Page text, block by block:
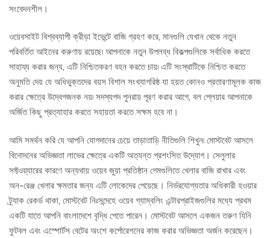
সংবেদনশীল।
ওয়েবসাইট বিশ্বব্যাপী ক্রীড়া ইভেন্টে বাজি গ্রহণ করে, মানগুলি যেখান থেকে নতুন
পরিবর্তিত আইনের করুণায় রয়েছে৷ আপনাকে নতুন উপলব্ধ বিকল্পগুলিকে সর্বাধিক করতে
সাহায্য করার জন্য, এটি নিশ্চিতকরণ বহন করতে চায়৷ এটি সংস্থাটিকে নিশ্চিত করতে
অনুমতি দেয় যে অধিভুক্তদের বয়স বিশাল সংখ্যাগরিষ্ঠ যা হয়ত কোনও প্রতারণামূলক কাজ
করার ক্ষেত্রে উদ্বেগজনক নয়৷ সদস্যপদ পুনরায় পূরণ করার আগে, বল প্লেয়ার আপনাকে
অর্জিত কিছু প্রত্যাহার করতে সহায়তা করতে সক্ষম হবে না।
আমি সমর্থন করি যে আপনি যোগদানের চেয়ে তাড়াতাড়ি নীতিগুলি শিখুন৷ মোস্টবেট আসলে
বিনোদনের অভিজ্ঞতা লাভের ক্ষেত্রে একটি অত্যন্ত প্রশংসিত উদ্যোগ। সেলুলার
সফ্টওয়্যারের কারণে অন্যথায় ওয়েব জুয়া প্রতিষ্ঠান গেমগুলিতে খেলার বাজি রাখার এবং
অন-রেঞ্জ খেলার ক্ষমতার জন্য এটি লোকেদের পেয়েছে। নির্ভরযোগ্যতার অধিকারী হওয়ার
ট্র্যাক রেকর্ড থাকা, মোস্টবেট নিঃসন্দেহে ওয়েব গ্যাম্বলিং এন্টারপ্রাইজগুলির মধ্যে প্রথম
একটি যাতে আপনি বাংলাদেশে বৃদ্ধি পেতে পারেন। মোস্টবেট আসলে একজন তরুণ যিনি
ফুটবল এবং এস্পোর্টস বেটের অংশে কর্পোরেশনের কাজ করার অভিজ্ঞতা অর্জন করেছেন।